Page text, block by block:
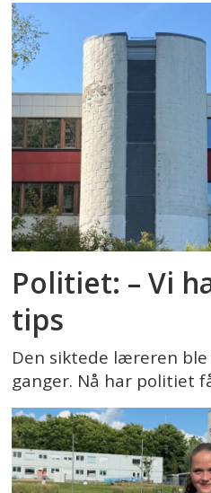
Politiet: – Vi
tips
Den siktede læreren
ganger. Nå har politiet